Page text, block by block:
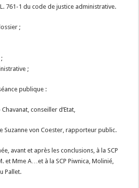
761-1 du code de justice administrative.
;
;
publique :
conseiller d’Etat,
Suzanne von Coester, rapporteur public.
avant et après les conclusions, à la SCP
et Mme A…et à la SCP Piwnica, Molinié,
Pallet.